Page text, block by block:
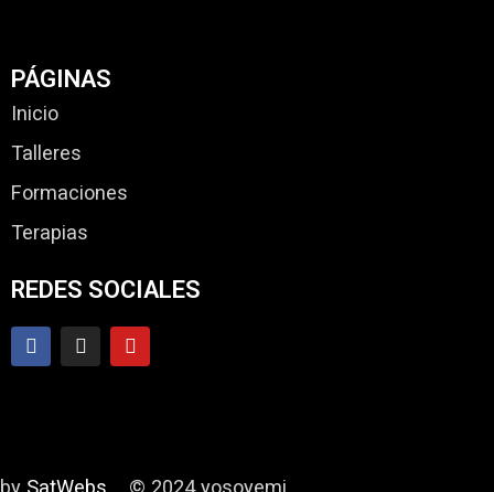
PÁGINAS
Inicio
Talleres
Formaciones
Terapias
REDES SOCIALES
by SatWebs © 2024 yosoyemi.